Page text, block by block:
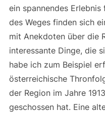
ein spannendes
des Weges finden sich
mit Anekdoten über die
interessante Dinge, die
habe ich zum Beispiel
österreichische
der Region im Jahre
geschossen hat. Eine